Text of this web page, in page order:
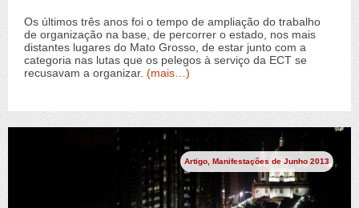
Os últimos três anos foi o tempo de ampliação do trabalho
de organização na base, de percorrer o estado, nos mais
distantes lugares do Mato Grosso, de estar junto com a
categoria nas lutas que os pelegos à serviço da ECT se
recusavam a organizar. (mais…)
Artigo Manifestações de Junho 2013